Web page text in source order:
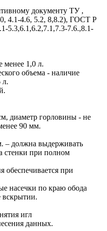
документу ТУ ,
4.1-4.6, 5.2, 8,8.2), ГОСТ Р
5.3,6.1,6.2,7.1,7.3-7.6.,8.1-
менее 1,0 л.
объема - наличие
л.
диаметр горловины - не
90 мм.
– должна выдерживать
стенки при полном
обеспечивается при
насечки по краю обода
игл
данных.